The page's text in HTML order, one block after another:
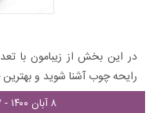
در این بخش از زیبامون با
رایحه چوب آشنا شوید و
۸ آبان ۱۴۰۰ - ۱۲:۰۷